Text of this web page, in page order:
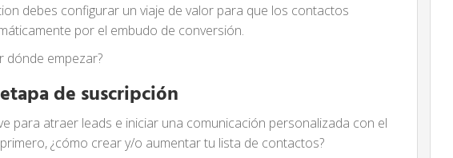
debes configurar un viaje de valor para que los contactos
por el embudo de conversión.
dónde empezar?
de suscripción
para atraer leads e iniciar una comunicación personalizada con el
¿cómo crear y/o aumentar tu lista de contactos?